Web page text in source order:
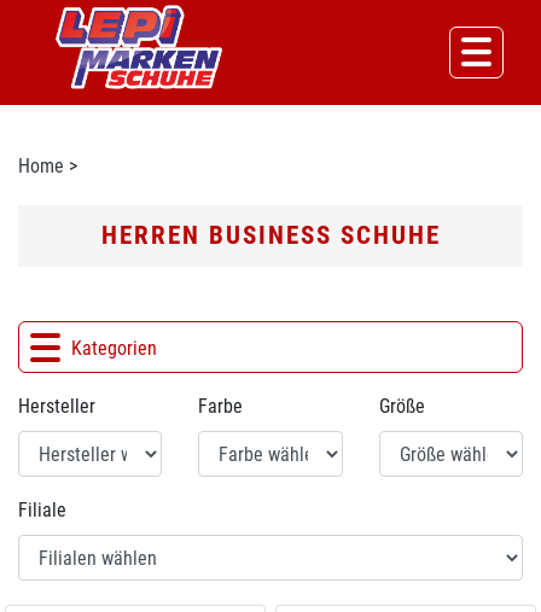
Home >
HERREN BUSINESS SCHUHE
Kategorien
Hersteller Farbe Größe
Filiale